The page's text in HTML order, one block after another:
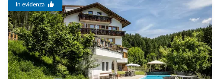
In evidenza